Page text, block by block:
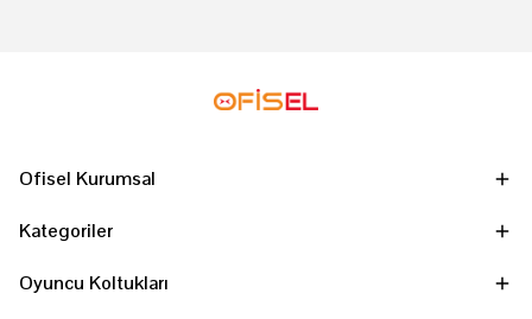
Ofisel Kurumsal
Kategoriler
Oyuncu Koltukları